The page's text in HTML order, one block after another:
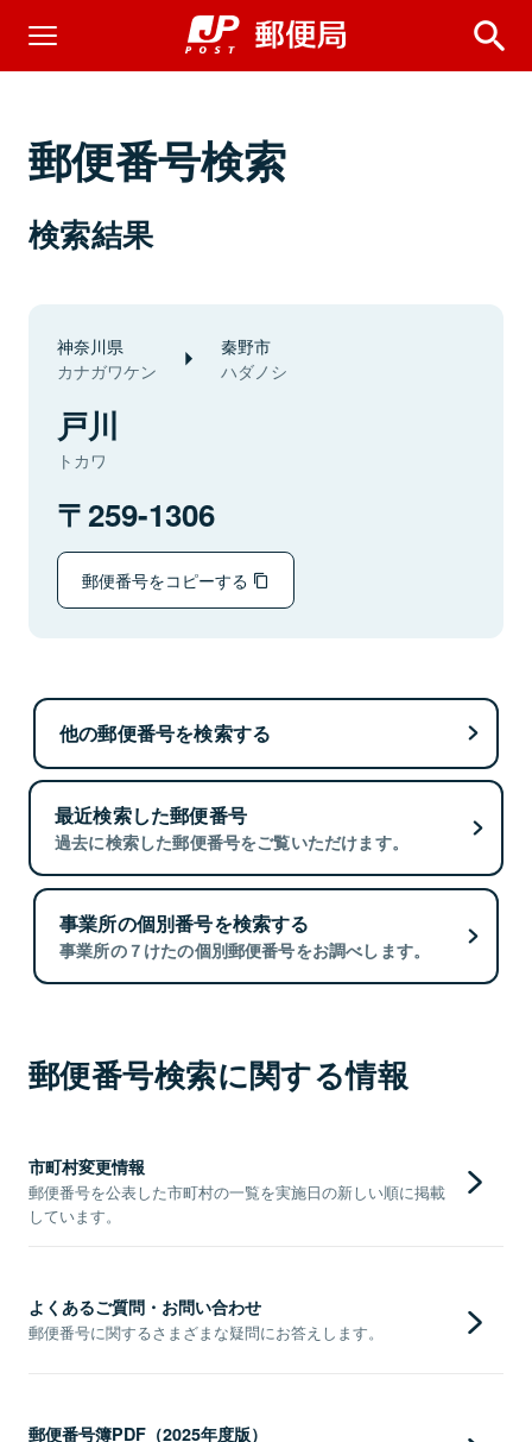
郵便番号検索
検索結果
神奈川県
カナガワケン
秦野市
ハダノシ
戸川
トカワ
259-1306
郵便番号をコピーする
他の郵便番号を検索する
最近検索した郵便番号
過去に検索した郵便番号をご覧いただけます。
事業所の個別番号を検索する
事業所の７けたの個別郵便番号をお調べします。
郵便番号検索に関する情報
市町村変更情報
郵便番号を公表した市町村の一覧を実施日の新しい順に掲載
しています。
よくあるご質問・お問い合わせ
郵便番号に関するさまざまな疑問にお答えします。
郵便番号簿PDF（2025年度版）